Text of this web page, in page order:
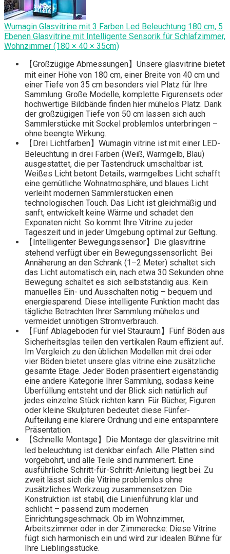
Wumagin Glasvitrine mit 3 Farben Led Beleuchtung 180 cm, 5
Ebenen Glasvitrine mit Intelligente Sensorik für Schlafzimmer,
Wohnzimmer (180 × 40 × 35cm)
【Großzügige Abmessungen】Unsere glasvitrine bietet
mit einer Höhe von 180 cm, einer Breite von 40 cm und
einer Tiefe von 35 cm besonders viel Platz für Ihre
Sammlung. Große Modelle, komplette Figurensets oder
hochwertige Bildbände finden hier mühelos Platz. Dank
der großzügigen Tiefe von 50 cm lassen sich auch
Sammlerstücke mit Sockel problemlos unterbringen –
ohne beengte Wirkung.
【Drei Lichtfarben】Wumagin vitrine ist mit einer LED-
Beleuchtung in drei Farben (Weiß, Warmgelb, Blau)
ausgestattet, die per Tastendruck umschaltbar ist.
Weißes Licht betont Details, warmgelbes Licht schafft
eine gemütliche Wohnatmosphäre, und blaues Licht
verleiht modernen Sammlerstücken einen
technologischen Touch. Das Licht ist gleichmäßig und
sanft, entwickelt keine Wärme und schadet den
Exponaten nicht. So kommt Ihre Vitrine zu jeder
Tageszeit und in jeder Umgebung optimal zur Geltung.
【Intelligenter Bewegungssensor】Die glasvitrine
stehend verfügt über ein Bewegungssensorlicht. Bei
Annäherung an den Schrank (1–2 Meter) schaltet sich
das Licht automatisch ein, nach etwa 30 Sekunden ohne
Bewegung schaltet es sich selbstständig aus. Kein
manuelles Ein- und Ausschalten nötig – bequem und
energiesparend. Diese intelligente Funktion macht das
tägliche Betrachten Ihrer Sammlung mühelos und
vermeidet unnötigen Stromverbrauch.
【Fünf Ablageböden für viel Stauraum】Fünf Böden aus
Sicherheitsglas teilen den vertikalen Raum effizient auf.
Im Vergleich zu den üblichen Modellen mit drei oder
vier Böden bietet unsere glas vitrine eine zusätzliche
gesamte Etage. Jeder Boden präsentiert eigenständig
eine andere Kategorie Ihrer Sammlung, sodass keine
Überfüllung entsteht und der Blick sich natürlich auf
jedes einzelne Stück richten kann. Für Bücher, Figuren
oder kleine Skulpturen bedeutet diese Fünfer-
Aufteilung eine klarere Ordnung und eine entspanntere
Präsentation.
【Schnelle Montage】Die Montage der glasvitrine mit
led beleuchtung ist denkbar einfach. Alle Platten sind
vorgebohrt, und alle Teile sind nummeriert. Eine
ausführliche Schritt-für-Schritt-Anleitung liegt bei. Zu
zweit lässt sich die Vitrine problemlos ohne
zusätzliches Werkzeug zusammensetzen. Die
Konstruktion ist stabil, die Linienführung klar und
schlicht – passend zum modernen
Einrichtungsgeschmack. Ob im Wohnzimmer,
Arbeitszimmer oder in der Zimmerecke: Diese Vitrine
fügt sich harmonisch ein und wird zur idealen Bühne für
Ihre Lieblingsstücke.